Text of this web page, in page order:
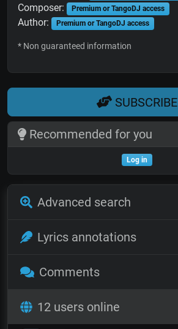
Composer: Premium or TangoDJ access
Author: Premium or TangoDJ access
* Non guaranteed information
SUBSCRIBE
Recommended for you
Log in
Advanced search
Lyrics annotations
Comments
12 users online